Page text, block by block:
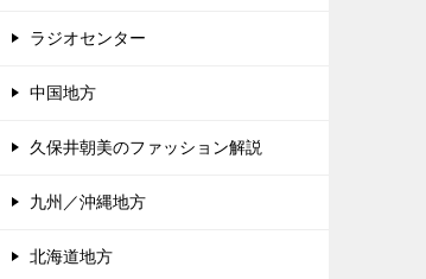
ラジオセンター
中国地方
久保井朝美のファッション解説
九州／沖縄地方
北海道地方